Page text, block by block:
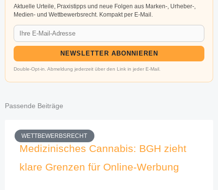
Aktuelle Urteile, Praxistipps und neue Folgen aus Marken-, Urheber-,
Medien- und Wettbewerbsrecht. Kompakt per E-Mail.
NEWSLETTER ABONNIEREN
Double-Opt-in. Abmeldung jederzeit über den Link in jeder E-Mail.
Passende Beiträge
WETTBEWERBSRECHT
Medizinisches Cannabis: BGH zieht
klare Grenzen für Online-Werbung